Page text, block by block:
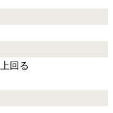
上回る